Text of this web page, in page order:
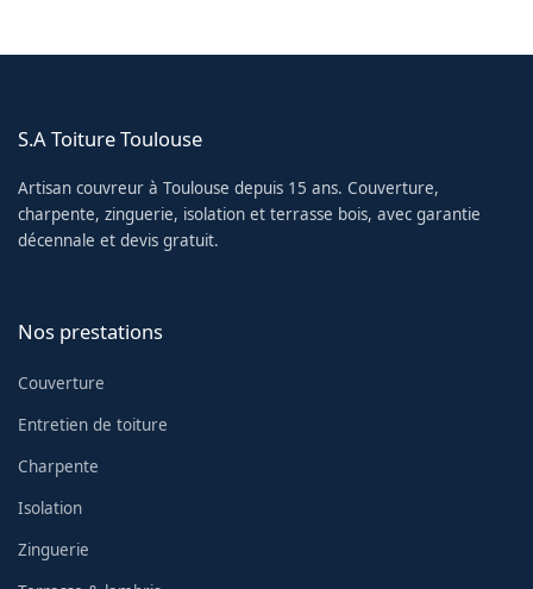
S.A Toiture Toulouse
Artisan couvreur à Toulouse depuis 15 ans. Couverture,
charpente, zinguerie, isolation et terrasse bois, avec garantie
décennale et devis gratuit.
Nos prestations
Couverture
Entretien de toiture
Charpente
Isolation
Zinguerie